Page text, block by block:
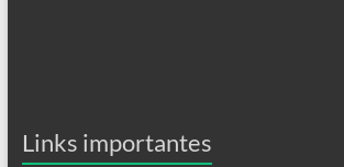
Links importantes